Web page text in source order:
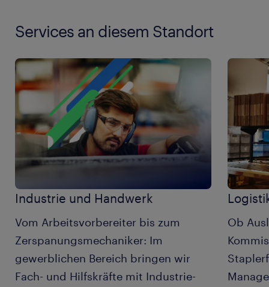
Services an diesem Standort
Industrie und Handwerk
Vom Arbeitsvorbereiter bis zum
Zerspanungsmechaniker: Im
gewerblichen Bereich bringen wir
Fach- und Hilfskräfte mit Industrie-
Ob